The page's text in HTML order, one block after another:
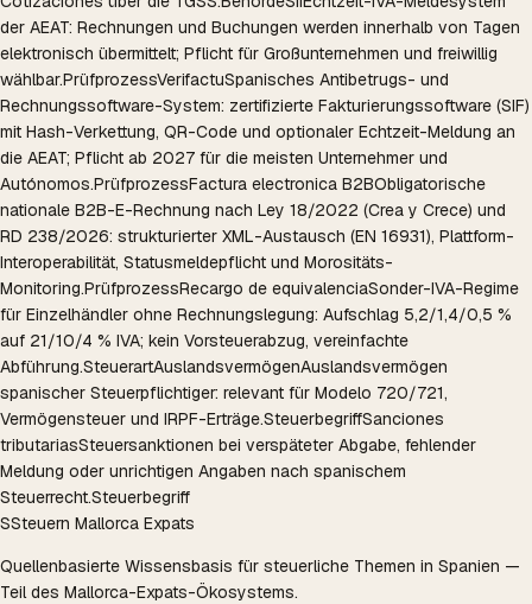
der AEAT: Rechnungen und Buchungen werden innerhalb von Tagen
elektronisch übermittelt; Pflicht für Großunternehmen und freiwillig
wählbar.PrüfprozessVerifactuSpanisches Antibetrugs- und
Rechnungssoftware-System: zertifizierte Fakturierungssoftware (SIF)
mit Hash-Verkettung, QR-Code und optionaler Echtzeit-Meldung an
die AEAT; Pflicht ab 2027 für die meisten Unternehmer und
Autónomos.PrüfprozessFactura electronica B2BObligatorische
nationale B2B-E-Rechnung nach Ley 18/2022 (Crea y Crece) und
RD 238/2026: strukturierter XML-Austausch (EN 16931), Plattform-
Interoperabilität, Statusmeldepflicht und Morositäts-
Monitoring.PrüfprozessRecargo de equivalenciaSonder-IVA-Regime
für Einzelhändler ohne Rechnungslegung: Aufschlag 5,2/1,4/0,5 %
auf 21/10/4 % IVA; kein Vorsteuerabzug, vereinfachte
Abführung.SteuerartAuslandsvermögenAuslandsvermögen
spanischer Steuerpflichtiger: relevant für Modelo 720/721,
Vermögensteuer und IRPF-Erträge.SteuerbegriffSanciones
tributariasSteuersanktionen bei verspäteter Abgabe, fehlender
Meldung oder unrichtigen Angaben nach spanischem
Steuerrecht.Steuerbegriff
SSteuern Mallorca Expats
Quellenbasierte Wissensbasis für steuerliche Themen in Spanien —
Teil des Mallorca-Expats-Ökosystems.